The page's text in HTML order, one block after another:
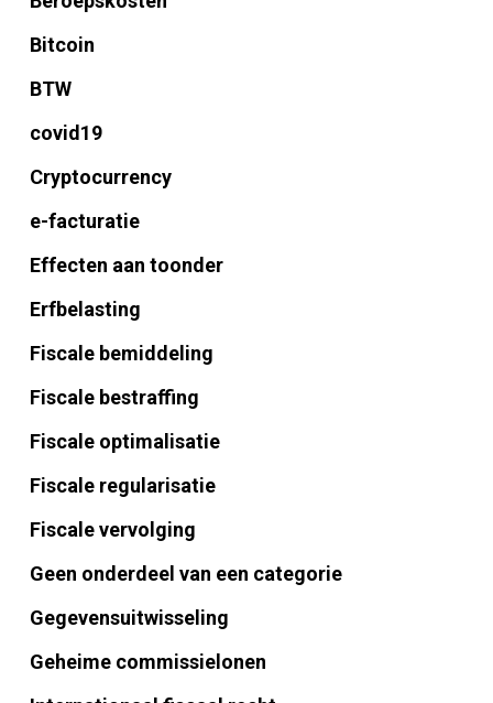
Bitcoin
BTW
covid19
Cryptocurrency
e-facturatie
Effecten aan toonder
Erfbelasting
Fiscale bemiddeling
Fiscale bestraffing
Fiscale optimalisatie
Fiscale regularisatie
Fiscale vervolging
Geen onderdeel van een categorie
Gegevensuitwisseling
Geheime commissielonen